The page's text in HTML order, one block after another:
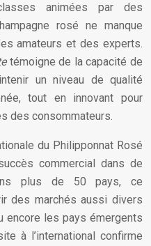
animées par des
rosé ne manque
amateurs et des experts.
témoigne de la capacité de
un niveau de qualité
tout en innovant pour
des consommateurs.
du Philipponnat Rosé
commercial dans de
plus de 50 pays, ce
des marchés aussi divers
encore les pays émergents
à l’international confirme